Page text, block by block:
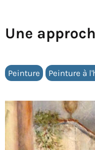
Une
Peinture Peinture à